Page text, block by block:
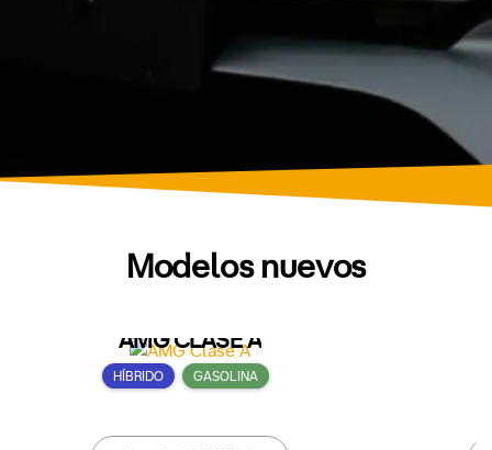
Modelos nuevos
AMG CLASE A
HÍBRIDO GASOLINA